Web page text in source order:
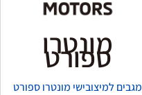
מונטרו
ספורט
מגבים למיצובישי מונטרו ספורט